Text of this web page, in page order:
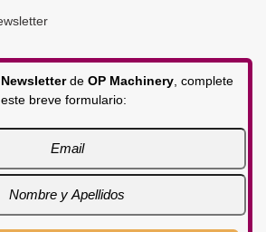
Newsletterde OP Machinery, complete
este breve formulario: